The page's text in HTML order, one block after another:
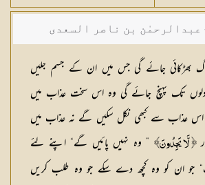
عبدالرحمٰن بن ناصر السعدی
بھڑکائی جائے گی جس میں ان کے جسم جلیں
تک پہنچ جائے گی وہ اس سخت عذاب میں
اس عذاب سے کبھی نکل سکیں گے نہ عذاب میں
﴿ لَّا يَجِدُونَ﴾ ” وہ نہیں پائیں گے“ اپنے لئے
جو ان کو وہ کچھ دے سکے جو وہ طلب کریں